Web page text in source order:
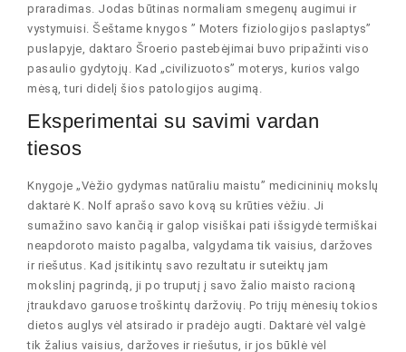
praradimas. Jodas būtinas normaliam smegenų augimui ir
vystymuisi. Šeštame knygos ” Moters fiziologijos paslaptys”
puslapyje, daktaro Šroerio pastebėjimai buvo pripažinti viso
pasaulio gydytojų. Kad „civilizuotos” moterys, kurios valgo
mėsą, turi didelį šios patologijos augimą.
Eksperimentai su savimi vardan
tiesos
Knygoje „Vėžio gydymas natūraliu maistu” medicininių mokslų
daktarė K. Nolf aprašo savo kovą su krūties vėžiu. Ji
sumažino savo kančią ir galop visiškai pati išsigydė termiškai
neapdoroto maisto pagalba, valgydama tik vaisius, daržoves
ir riešutus. Kad įsitikintų savo rezultatu ir suteiktų jam
mokslinį pagrindą, ji po truputį į savo žalio maisto racioną
įtraukdavo garuose troškintų daržovių. Po trijų mėnesių tokios
dietos auglys vėl atsirado ir pradėjo augti. Daktarė vėl valgė
tik žalius vaisius, daržoves ir riešutus, ir jos būklė vėl